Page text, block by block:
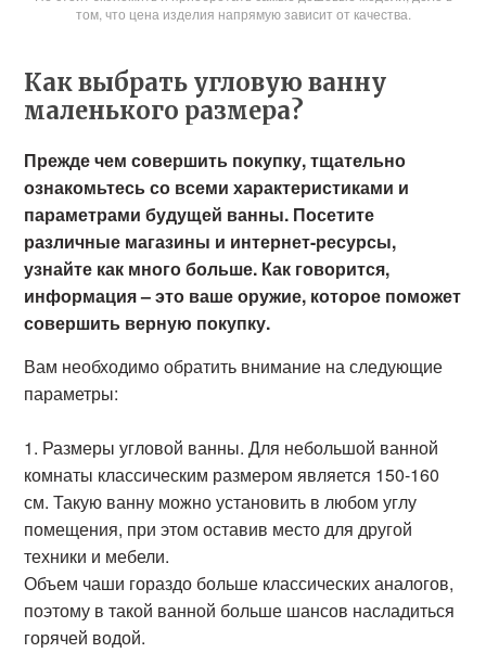
том, что цена изделия напрямую зависит от качества.
Как выбрать угловую ванну
маленького размера?
Прежде чем совершить покупку, тщательно
ознакомьтесь со всеми характеристиками и
параметрами будущей ванны. Посетите
различные магазины и интернет-ресурсы,
узнайте как много больше. Как говорится,
информация – это ваше оружие, которое поможет
совершить верную покупку.
Вам необходимо обратить внимание на следующие
параметры:
Размеры угловой ванны. Для небольшой ванной
комнаты классическим размером является 150-160
см. Такую ванну можно установить в любом углу
помещения, при этом оставив место для другой
техники и мебели.
Объем чаши гораздо больше классических аналогов,
поэтому в такой ванной больше шансов насладиться
горячей водой.